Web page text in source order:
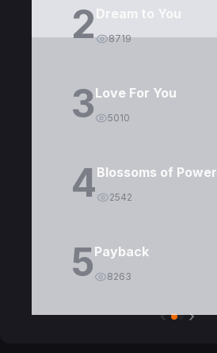
2Dream to You
8719
3Love For You
5010
4Blossoms of Power
2542
5Payback
8263